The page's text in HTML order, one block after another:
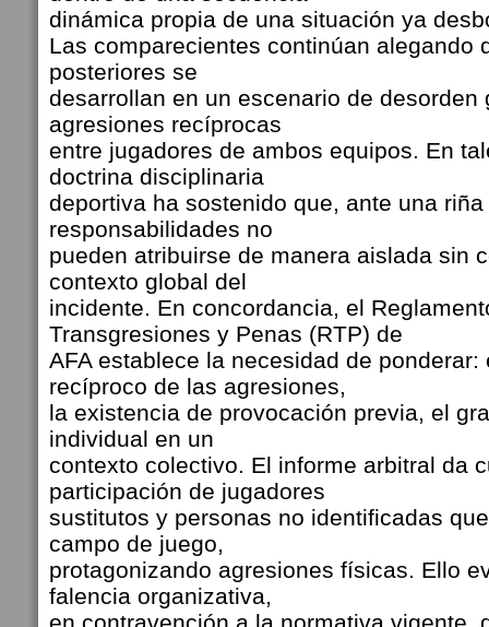
dinámica propia de una situación ya
Las comparecientes continúan alegando
posteriores se
desarrollan en un escenario de desorden
agresiones recíprocas
entre jugadores de ambos equipos. En
doctrina disciplinaria
deportiva ha sostenido que, ante una
responsabilidades no
pueden atribuirse de manera aislada sin
contexto global del
incidente. En concordancia, el
Transgresiones y Penas (RTP) de
AFA establece la necesidad de ponderar:
recíproco de las agresiones,
la existencia de provocación previa, el
individual en un
contexto colectivo. El informe arbitral da
participación de jugadores
sustitutos y personas no identificadas
campo de juego,
protagonizando agresiones físicas. Ello
falencia organizativa,